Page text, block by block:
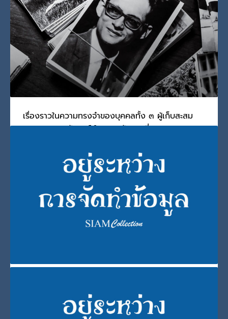
“พระราชวังสนามจันทร์” โบราณสถานสวยสดงดงาม ม
PUBLISHED IN พระพิฆเนศ พระมหากษัตริย์และพระบรมวงศานุวงศ์,รัชกาลที่
เทพเจ้าและสิ่งศักดิ์สิทธิ์
TAGGED UNDER:
พระพิฆเนศ,พระราชวังสนามจันทร์ ,รัชกาลที่ ๖
เรื่องราวในความทรงจำของบุคคลทั้ง ๓ ผู้เก็บสะสม
พระบรมฉายาลักษณ์ ในหลวงรัชกาลที่ ๙ มาตลอด
วันศุกร์, 13 สิงหาคม 2021 BYSCADMIN
ไม่ว่าพระบรมฉายาลักษณ์ของพระบาทสมเด็จพระเจ้าอยู่หัว รัช
มุมนักสะสม,รัชกาลที่ 9
นักสะสม พระบรมฉายาลักษณ์
วันจันทร์, 09 สิงหาคม 2021 BYSCADMIN